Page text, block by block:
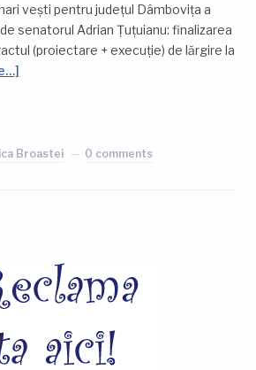
vești pentru județul Dâmbovița a
senatorul Adrian Țuțuianu: finalizarea
(proiectare + execuție) de lărgire la
Broastei 0 comments